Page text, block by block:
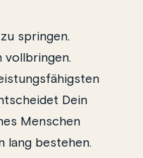
springen.
vollbringen.
Dein
Menschen
lang bestehen.